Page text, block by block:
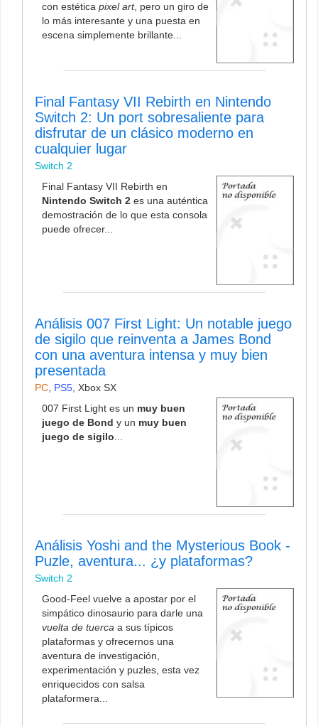
con estética pixel art, pero un giro de
lo más interesante y una puesta en
escena simplemente brillante...
Final Fantasy VII Rebirth en Nintendo
Switch 2: Un port sobresaliente para
disfrutar de un clásico moderno en
cualquier lugar
Switch 2
Final Fantasy VII Rebirth en
Nintendo Switch 2 es una auténtica
demostración de lo que esta consola
puede ofrecer...
Análisis 007 First Light: Un notable juego
de sigilo que reinventa a James Bond
con una aventura intensa y muy bien
presentada
PC PS5 Xbox SX
007 First Light es un muy buen
juego de Bond y un muy buen
juego de sigilo
Análisis Yoshi and the Mysterious Book -
Puzle, aventura... ¿y plataformas?
Switch 2
Good-Feel vuelve a apostar por el
simpático dinosaurio para darle una
vuelta de tuerca a sus típicos
plataformas y ofrecernos una
aventura de investigación,
experimentación y puzles, esta vez
enriquecidos con salsa
plataformera...